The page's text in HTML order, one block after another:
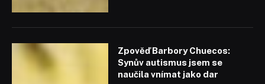
Zpověď Barbory Chuecos:
Synův autismus jsem se
naučila vnímat jako dar